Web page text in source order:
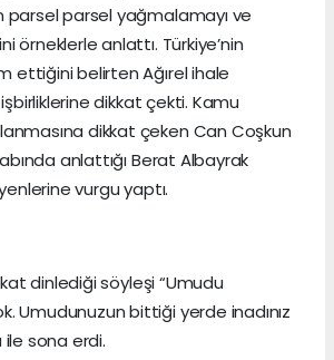
parsel parsel yağmalamayı ve
örneklerle anlattı. Türkiye’nin
ettiğini belirten Ağırel ihale
dikkat çekti. Kamu
dikkat çeken Can Coşkun
anlattığı Berat Albayrak
vurgu yaptı.
dinlediği söyleşi “Umudu
Umudunuzun bittiği yerde inadınız
ile sona erdi.